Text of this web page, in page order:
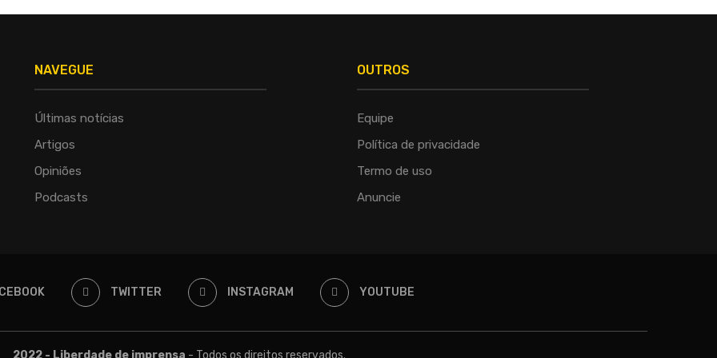
NAVEGUE
Últimas notícias
Artigos
Opiniões
Podcasts
OUTROS
Equipe
Política de privacidade
Termo de uso
Anuncie
TWITTER INSTAGRAM YOUTUBE
2022 - Liberdade de imprensa - Todos os direitos reservados.